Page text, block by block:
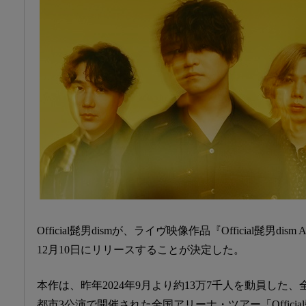
Official髭男dismが、ライヴ映像作品『Official髭男dism
12月10日にリリースすることが決定した。
本作は、昨年2024年9月より約13万7千人を動員した、